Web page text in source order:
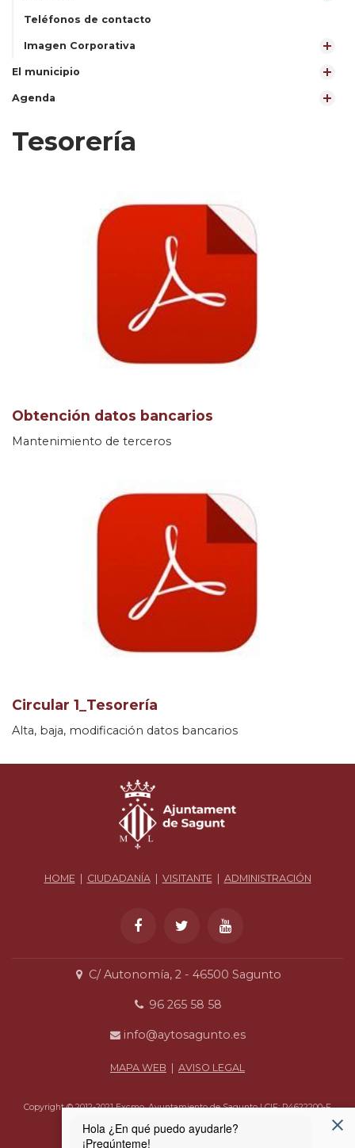
Teléfonos de contacto
Imagen Corporativa
El municipio
Agenda
Tesorería
Obtención datos bancarios
Mantenimiento de terceros
Circular 1_Tesorería
Alta, baja, modificación datos bancarios
HOME| CIUDADANÍA| VISITANTE| ADMINISTRACIÓN
C/ Autonomía, 2 - 46500 Sagunto
96 265 58 58
info@aytosagunto.es
MAPA WEB AVISO LEGAL
Copyright © 2012-2021 Excmo. Ayuntamiento de Sagunto | CIF: P4622200-F